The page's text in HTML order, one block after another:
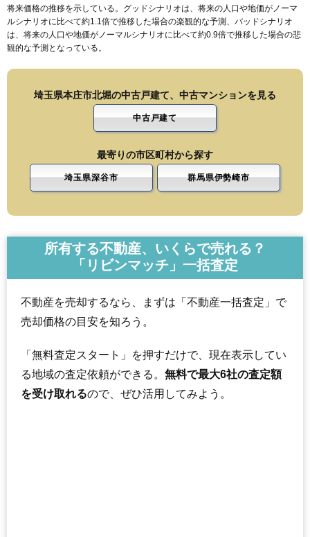
将来価格の推移を示している。グッドシナリオは、将来の人口や地価がノーマ
ルシナリオに比べて約1.1倍で推移した場合の楽観的な予測、バッドシナリオ
は、将来の人口や地価がノーマルシナリオに比べて約0.9倍で推移した場合の悲
観的な予測となっている。
埼玉県本庄市北堀の中古戸建て、中古マンションを見る
中古戸建て
最寄りの市区町村から探す
埼玉県深谷市 群馬県伊勢崎市
所有する不動産、いくらで売れる？
「リビンマッチ」一括査定
不動産を売却するなら、まずは「不動産一括査定」で
売却価格の目安を知ろう。
「無料査定スタート」を押すだけで、現在表示してい
る地域の査定依頼ができる。 無料で最大6社の査定額
を受け取れるので、ぜひ活用してみよう。